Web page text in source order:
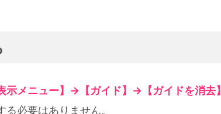
示メニュー】→【ガイド】→【ガイドを消去】
必要はありません。